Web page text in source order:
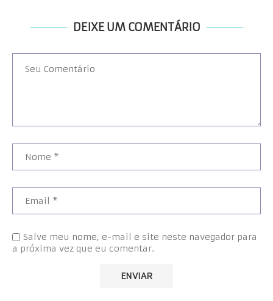
DEIXE UM COMENTÁRIO
Salve meu nome, e-mail e site neste navegador para
a próxima vez que eu comentar.